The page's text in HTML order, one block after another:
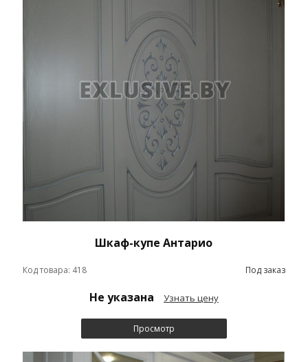
Шкаф-купе Антарио
Код товара: 418 Под заказ
Не указана Узнать цену
Просмотр